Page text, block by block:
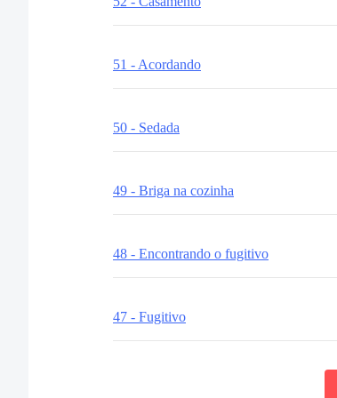
51 - Acordando
50 - Sedada
49 - Briga na cozinha
48 - Encontrando o fugitivo
47 - Fugitivo